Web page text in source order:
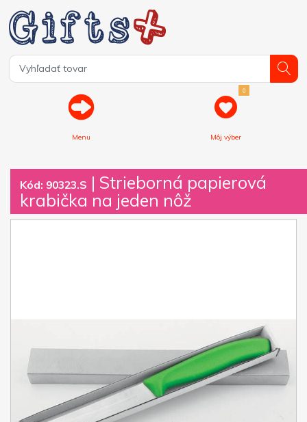
Menu
0
Môj výber
Kód: 90323.S | Strieborná papierová
krabička na jeden nôž